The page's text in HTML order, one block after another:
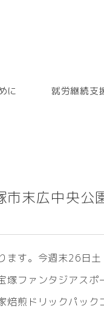
に 就労継続支
末広中央公
ます。今週末26
塚ファンタジアスポ
焙煎ドリックパッ